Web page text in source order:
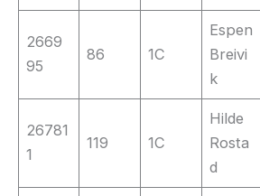
2669
95
86 1C
Espen
Breivi
k
26781
1
119 1C
Hilde
Rosta
d